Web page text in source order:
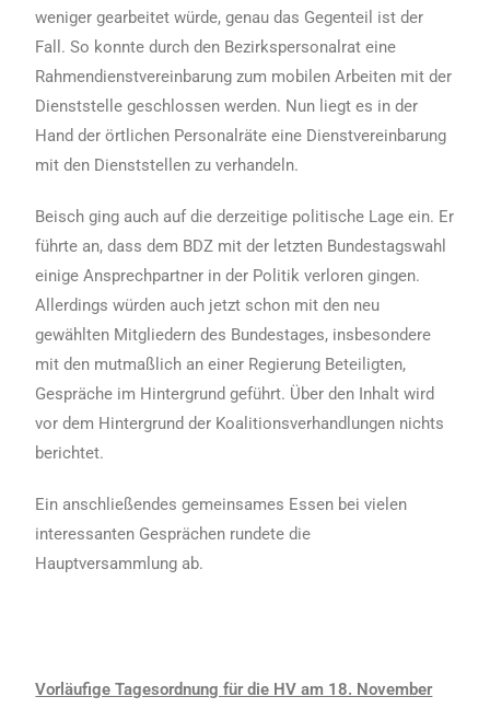
weniger gearbeitet würde, genau das Gegenteil ist der
Fall. So konnte durch den Bezirkspersonalrat eine
Rahmendienstvereinbarung zum mobilen Arbeiten mit der
Dienststelle geschlossen werden. Nun liegt es in der
Hand der örtlichen Personalräte eine Dienstvereinbarung
mit den Dienststellen zu verhandeln.
Beisch ging auch auf die derzeitige politische Lage ein. Er
führte an, dass dem BDZ mit der letzten Bundestagswahl
einige Ansprechpartner in der Politik verloren gingen.
Allerdings würden auch jetzt schon mit den neu
gewählten Mitgliedern des Bundestages, insbesondere
mit den mutmaßlich an einer Regierung Beteiligten,
Gespräche im Hintergrund geführt. Über den Inhalt wird
vor dem Hintergrund der Koalitionsverhandlungen nichts
berichtet.
Ein anschließendes gemeinsames Essen bei vielen
interessanten Gesprächen rundete die
Hauptversammlung ab.
Vorläufige Tagesordnung für die HV am 18. November